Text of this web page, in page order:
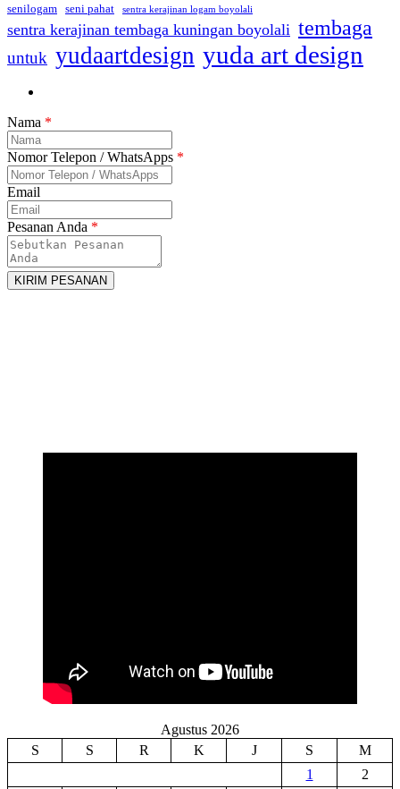
senilogam seni pahat sentra kerajinan logam boyolali
sentra kerajinan tembaga kuningan boyolali tembaga
untuk yudaartdesign yuda art design
Nama *
Nomor Telepon / WhatsApps *
Email
Pesanan Anda *
Agustus 2026
S
S R K J S
M
1
2